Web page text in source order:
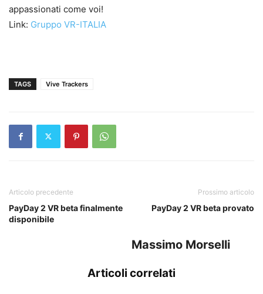
appassionati come voi!
Link: Gruppo VR-ITALIA
TAGS Vive Trackers
Articolo precedente
PayDay 2 VR beta finalmente
disponibile
Prossimo articolo
PayDay 2 VR beta provato
Massimo Morselli
Articoli correlati